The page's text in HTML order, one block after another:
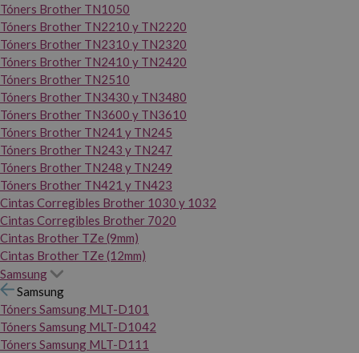
Tóners Brother TN1050
Tóners Brother TN2210 y TN2220
Tóners Brother TN2310 y TN2320
Tóners Brother TN2410 y TN2420
Tóners Brother TN2510
Tóners Brother TN3430 y TN3480
Tóners Brother TN3600 y TN3610
Tóners Brother TN241 y TN245
Tóners Brother TN243 y TN247
Tóners Brother TN248 y TN249
Tóners Brother TN421 y TN423
Cintas Corregibles Brother 1030 y 1032
Cintas Corregibles Brother 7020
Cintas Brother TZe (9mm)
Cintas Brother TZe (12mm)
Samsung
Samsung
Tóners Samsung MLT-D101
Tóners Samsung MLT-D1042
Tóners Samsung MLT-D111